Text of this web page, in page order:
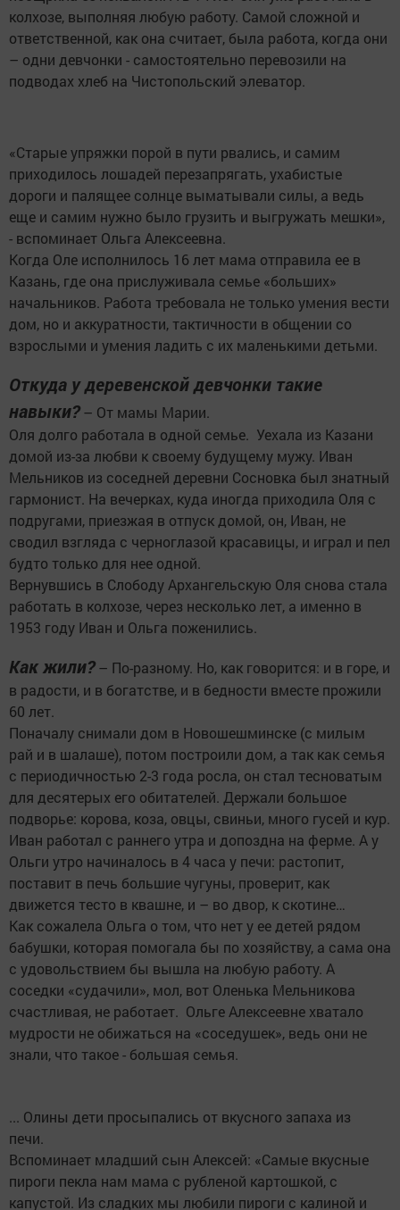
колхозе, выполняя любую работу. Самой сложной и
ответственной, как она считает, была работа, когда они
– одни девчонки - самостоятельно перевозили на
подводах хлеб на Чистопольский элеватор.
«Старые упряжки порой в пути рвались, и самим
приходилось лошадей перезапрягать, ухабистые
дороги и палящее солнце выматывали силы, а ведь
еще и самим нужно было грузить и выгружать мешки»,
- вспоминает Ольга Алексеевна.
Когда Оле исполнилось 16 лет мама отправила ее в
Казань, где она прислуживала семье «больших»
начальников. Работа требовала не только умения вести
дом, но и аккуратности, тактичности в общении со
взрослыми и умения ладить с их маленькими детьми.
Откуда у деревенской девчонки такие
навыки?– От мамы Марии.
Оля долго работала в одной семье. Уехала из Казани
домой из-за любви к своему будущему мужу. Иван
Мельников из соседней деревни Сосновка был знатный
гармонист. На вечерках, куда иногда приходила Оля с
подругами, приезжая в отпуск домой, он, Иван, не
сводил взгляда с черноглазой красавицы, и играл и пел
будто только для нее одной.
Вернувшись в Слободу Архангельскую Оля снова стала
работать в колхозе, через несколько лет, а именно в
1953 году Иван и Ольга поженились.
Как жили?– По-разному. Но, как говорится: и в горе, и
в радости, и в богатстве, и в бедности вместе прожили
60 лет.
Поначалу снимали дом в Новошешминске (с милым
рай и в шалаше), потом построили дом, а так как семья
с периодичностью 2-3 года росла, он стал тесноватым
для десятерых его обитателей. Держали большое
подворье: корова, коза, овцы, свиньи, много гусей и кур.
Иван работал с раннего утра и допоздна на ферме. А у
Ольги утро начиналось в 4 часа у печи: растопит,
поставит в печь большие чугуны, проверит, как
движется тесто в квашне, и – во двор, к скотине…
Как сожалела Ольга о том, что нет у ее детей рядом
бабушки, которая помогала бы по хозяйству, а сама она
с удовольствием бы вышла на любую работу. А
соседки «судачили», мол, вот Оленька Мельникова
счастливая, не работает. Ольге Алексеевне хватало
мудрости не обижаться на «соседушек», ведь они не
знали, что такое - большая семья.
... Олины дети просыпались от вкусного запаха из
печи.
Вспоминает младший сын Алексей: «Самые вкусные
пироги пекла нам мама с рубленой картошкой, с
капустой. Из сладких мы любили пироги с калиной и